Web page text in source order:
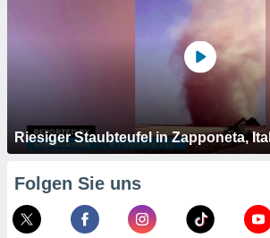
Riesiger Staubteufel in Zapponeta,
Folgen Sie uns